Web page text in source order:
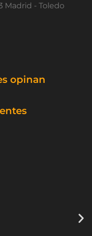
Madrid - Toledo
opinan